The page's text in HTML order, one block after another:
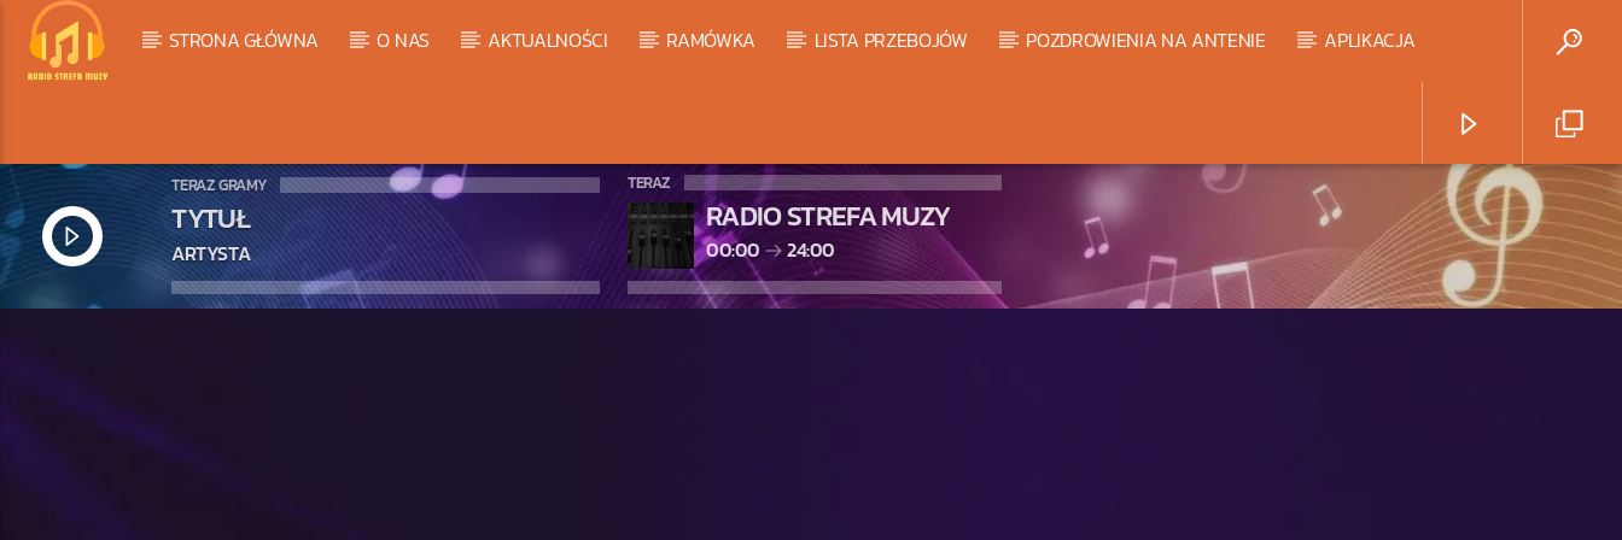
STRONA GŁÓWNA O NAS AKTUALNOŚCI RAMÓWKA LISTA PRZEBOJÓW POZDROWIENIA NA ANTENIE APLIKACJA
TERAZ GRAMY
TYTUŁ
ARTYSTA
TERAZ
RADIO STREFA MUZY
00:00 24:00